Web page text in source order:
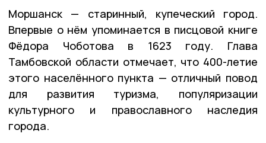
Моршанск — старинный, купеческий город.
Впервые о нём упоминается в писцовой книге
Фёдора Чоботова в 1623 году. Глава
Тамбовской области отмечает, что 400-летие
этого населённого пункта — отличный повод
для развития туризма, популяризации
культурного и православного наследия
города.